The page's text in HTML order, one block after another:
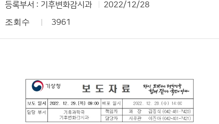
등록부서 : 기후변화감시과 2022/12/28
조회수 3961